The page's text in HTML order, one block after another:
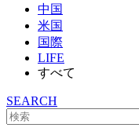
中国
米国
国際
LIFE
すべて
SEARCH